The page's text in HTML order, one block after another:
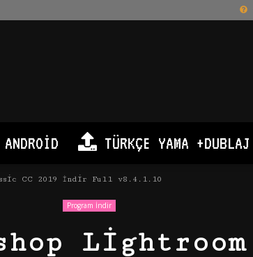
ANDROID TÜRKÇE YAMA +DUBLAJ
CC 2019 İndir Full v8.4.1.10
Program İndir